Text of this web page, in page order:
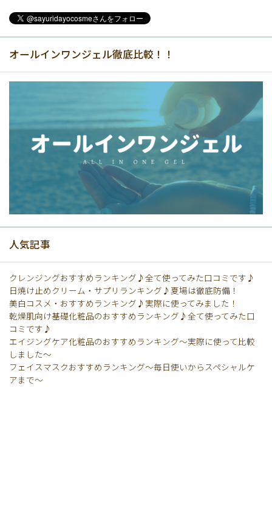
オールインワンジェル徹底比較！！
人気記事
クレンジングおすすめランキング♪全て使ってみた口コミです♪
日焼け止めクリーム・サプリランキング♪夏場は徹底防備！
美白コスメ・おすすめランキング♪実際に使ってみました！
乾燥肌向け基礎化粧品のおすすめランキング♪全て使ってみた口
コミです♪
エイジングケア化粧品のおすすめランキング〜実際に使って比較
しました〜
フェイスマスクおすすめランキング〜毎日使いからスペシャルケ
アまで〜